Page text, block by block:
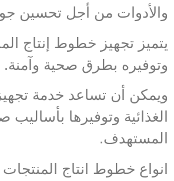
والأدوات من أجل تحسين
يتميز تجهيز خطوط إنتاج
وتوفيره بطرق صحية وآمنة.
ويمكن أن تساعد خدمة تجهيز
الغذائية وتوفيرها
المستهدف.
انواع خطوط انتاج المنتجات